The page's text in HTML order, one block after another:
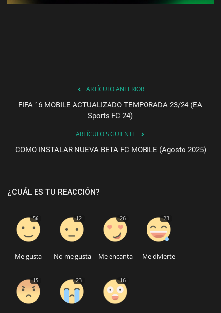
ARTÍCULO ANTERIOR
FIFA 16 MOBILE ACTUALIZADO TEMPORADA 23/24 (EA
Sports FC 24)
ARTÍCULO SIGUIENTE
COMO INSTALAR NUEVA BETA FC MOBILE (Agosto 2025)
¿CUÁL ES TU REACCIÓN?
56
Me gusta
12
No me gusta
26
Me encanta
23
Me divierte
15 23 16